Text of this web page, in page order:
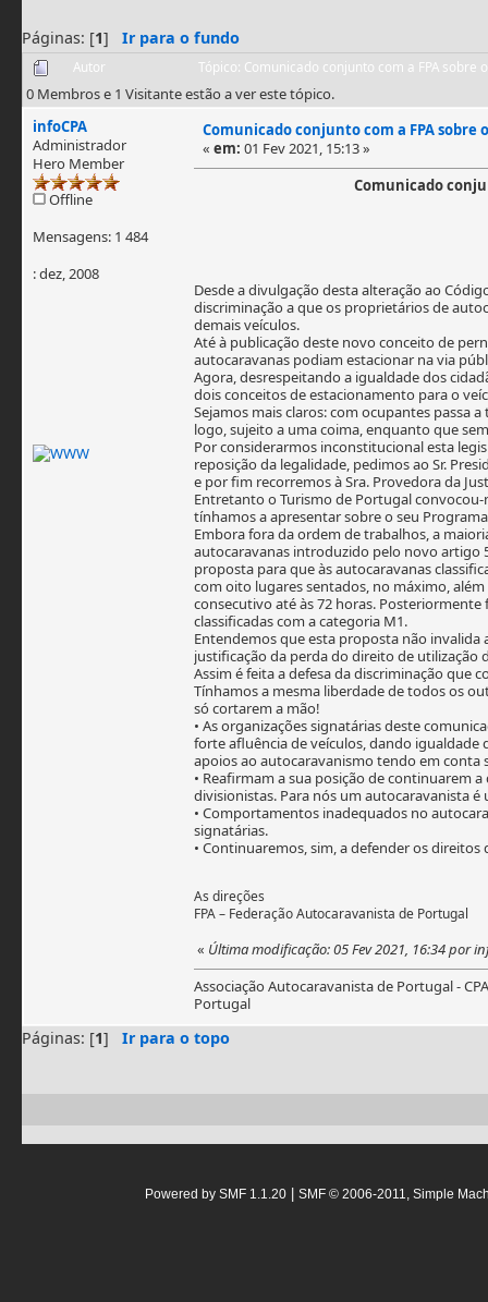
Páginas: [1] Ir para o fundo
Autor Tópico: Comunicado conjunto com a FPA
0 Membros e 1 Visitante estão a ver este tópico.
infoCPA
Administrador
Hero Member
Offline
Mensagens: 1 484
: dez, 2008
Comunicado conjunto com a FPA sobre
« em: 01 Fev 2021, 15:13 »
Comunicado
Desde a divulgação desta alteração ao
discriminação a que os proprietários de
demais veículos.
Até à publicação deste novo conceito de
autocaravanas podiam estacionar na via
Agora, desrespeitando a igualdade dos
dois conceitos de estacionamento para o
Sejamos mais claros: com ocupantes passa
logo, sujeito a uma coima, enquanto que
Por considerarmos inconstitucional esta
reposição da legalidade, pedimos ao Sr.
e por fim recorremos à Sra. Provedora da
Entretanto o Turismo de Portugal
tínhamos a apresentar sobre o seu
Embora fora da ordem de trabalhos, a
autocaravanas introduzido pelo novo artigo
proposta para que às autocaravanas
com oito lugares sentados, no máximo,
consecutivo até às 72 horas.
classificadas com a categoria M1.
Entendemos que esta proposta não
justificação da perda do direito de utilização
Assim é feita a defesa da discriminação que
Tínhamos a mesma liberdade de todos os
só cortarem a mão!
• As organizações signatárias deste
forte afluência de veículos, dando igualdade
apoios ao autocaravanismo tendo em
• Reafirmam a sua posição de continuarem
divisionistas. Para nós um autocaravanista
• Comportamentos inadequados no
signatárias.
• Continuaremos, sim, a defender os
As direções
FPA – Federação Autocaravanista de
« Última modificação: 05 Fev 2021, 16:34 por
Associação Autocaravanista de Portugal - CPA
Portugal
Páginas: [1] Ir para o topo
Powered by SMF 1.1.20 | SMF © 2006-2011, Simple